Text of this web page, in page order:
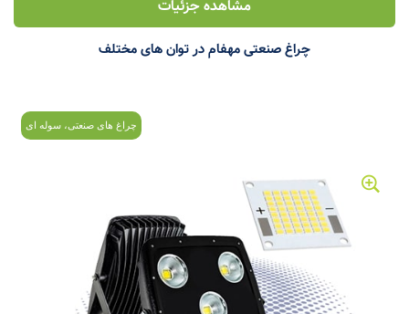
مشاهده جزئیات
چراغ صنعتی مهفام در توان های مختلف
چراغ های صنعتی، سوله ای